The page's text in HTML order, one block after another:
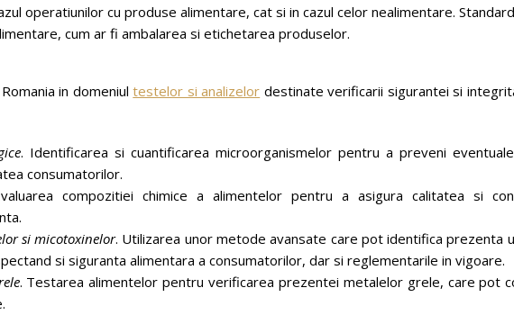
operatiunilor cu produse alimentare, cat si in cazul celor nealimentare.
cum ar fi ambalarea si etichetarea produselor.
in domeniultestelor si analizelor destinate verificarii sigurantei si
. Identificarea si cuantificarea microorganismelor pentru a preveni
consumatorilor.
compozitiei chimice a alimentelor pentru a asigura calitatea si
si micotoxinelor. Utilizarea unor metode avansate care pot identifica prezenta
si siguranta alimentara a consumatorilor, dar si reglementarile in vigoare.
. Testarea alimentelor pentru verificarea prezentei metalelor grele, care pot